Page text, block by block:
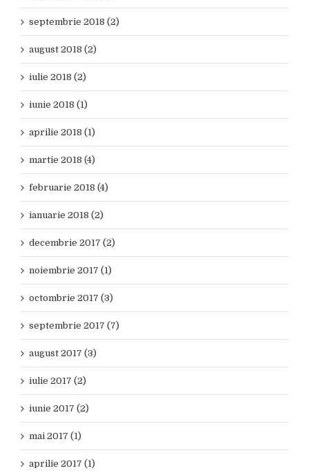
septembrie 2018 (2)
august 2018 (2)
iulie 2018 (2)
iunie 2018 (1)
aprilie 2018 (1)
martie 2018 (4)
februarie 2018 (4)
ianuarie 2018 (2)
decembrie 2017 (2)
noiembrie 2017 (1)
octombrie 2017 (3)
septembrie 2017 (7)
august 2017 (3)
iulie 2017 (2)
iunie 2017 (2)
mai 2017 (1)
aprilie 2017 (1)